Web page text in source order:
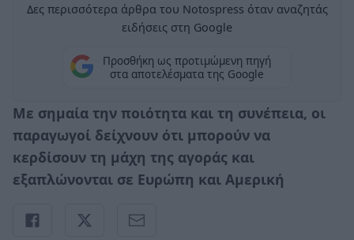
Δες περισσότερα άρθρα του Notospress όταν αναζητάς
ειδήσεις στη Google
Προσθήκη ως προτιμώμενη πηγή
στα αποτελέσματα της Google
Με σημαία την ποιότητα και τη συνέπεια, οι
παραγωγοί δείχνουν ότι μπορούν να
κερδίσουν τη μάχη της αγοράς και
εξαπλώνονται σε Ευρώπη και Αμερική